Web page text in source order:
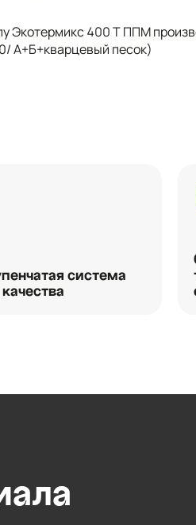
Экотермикс 400 Т ППМ
А+Б+кварцевый песок)
система